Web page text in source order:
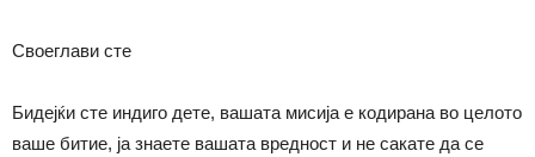
Своеглави сте
Бидејќи сте индиго дете, вашата мисија е кодирана во целото
ваше битие, ја знаете вашата вредност и не сакате да се